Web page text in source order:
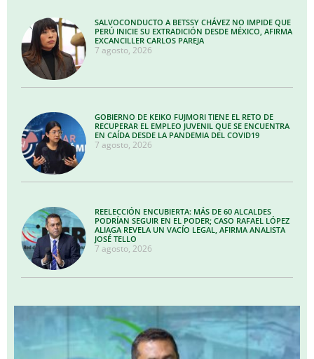
SALVOCONDUCTO A BETSSY CHÁVEZ NO IMPIDE QUE
PERÚ INICIE SU EXTRADICIÓN DESDE MÉXICO, AFIRMA
EXCANCILLER CARLOS PAREJA
7 agosto, 2026
GOBIERNO DE KEIKO FUJMORI TIENE EL RETO DE
RECUPERAR EL EMPLEO JUVENIL QUE SE ENCUENTRA
EN CAÍDA DESDE LA PANDEMIA DEL COVID19
7 agosto, 2026
REELECCIÓN ENCUBIERTA: MÁS DE 60 ALCALDES
PODRÍAN SEGUIR EN EL PODER; CASO RAFAEL LÓPEZ
ALIAGA REVELA UN VACÍO LEGAL, AFIRMA ANALISTA
JOSÉ TELLO
7 agosto, 2026